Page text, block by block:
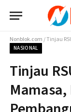
Nonblok.com/Tinjau RSUD
NASIONAL
Tinjau